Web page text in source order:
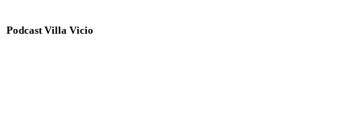
Podcast Villa Vicio